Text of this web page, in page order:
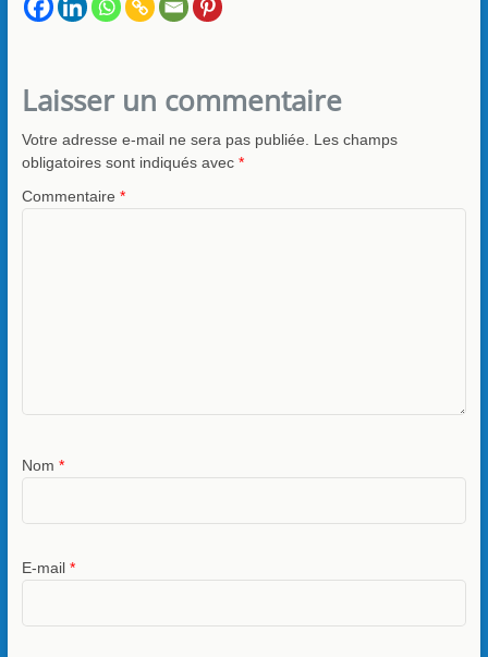
Laisser un commentaire
Votre adresse e-mail ne sera pas publiée. Les champs
obligatoires sont indiqués avec *
Commentaire *
Nom *
E-mail *